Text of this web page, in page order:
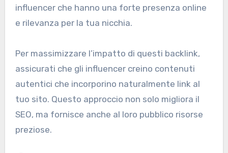
influencer che hanno una forte presenza online
e rilevanza per la tua nicchia.
Per massimizzare l’impatto di questi backlink,
assicurati che gli influencer creino contenuti
autentici che incorporino naturalmente link al
tuo sito. Questo approccio non solo migliora il
SEO, ma fornisce anche al loro pubblico risorse
preziose.